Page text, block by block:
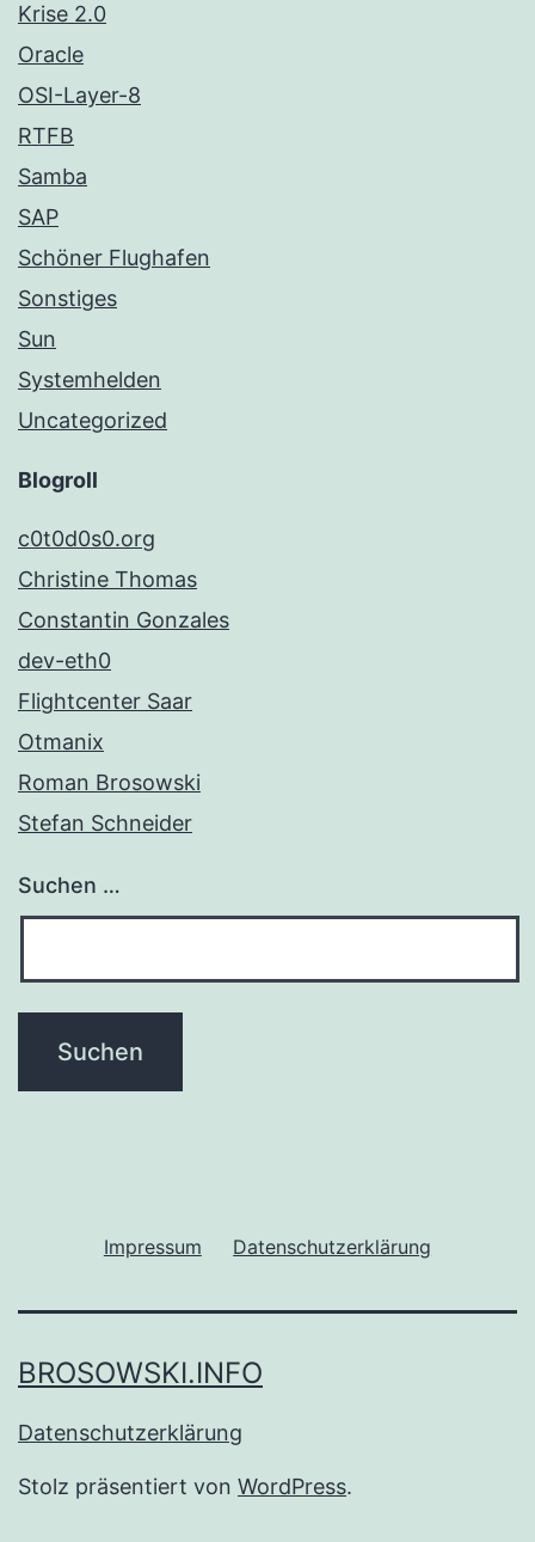
Krise 2.0
Oracle
OSI-Layer-8
RTFB
Samba
SAP
Schöner Flughafen
Sonstiges
Sun
Systemhelden
Uncategorized
Blogroll
c0t0d0s0.org
Christine Thomas
Constantin Gonzales
dev-eth0
Flightcenter Saar
Otmanix
Roman Brosowski
Stefan Schneider
Suchen …
Impressum Datenschutzerklärung
BROSOWSKI.INFO
Datenschutzerklärung
Stolz präsentiert von WordPress.